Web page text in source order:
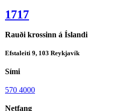
1717
Rauði krossinn á Íslandi
Efstaleiti 9, 103 Reykjavík
Sími
570 4000
Netfang